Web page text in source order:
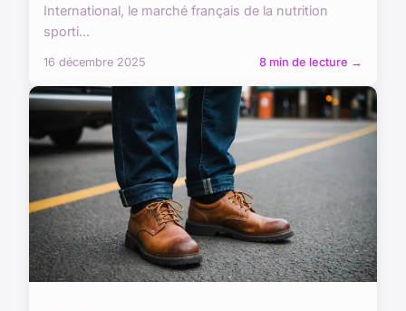
International, le marché français de la nutrition
sporti...
16 décembre 2025 8 min de lecture →